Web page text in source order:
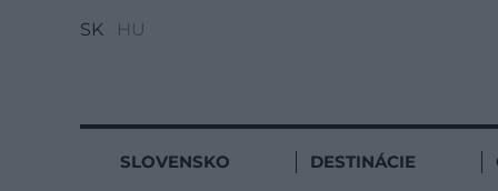
SK HU
SLOVENSKO DESTINÁCIE